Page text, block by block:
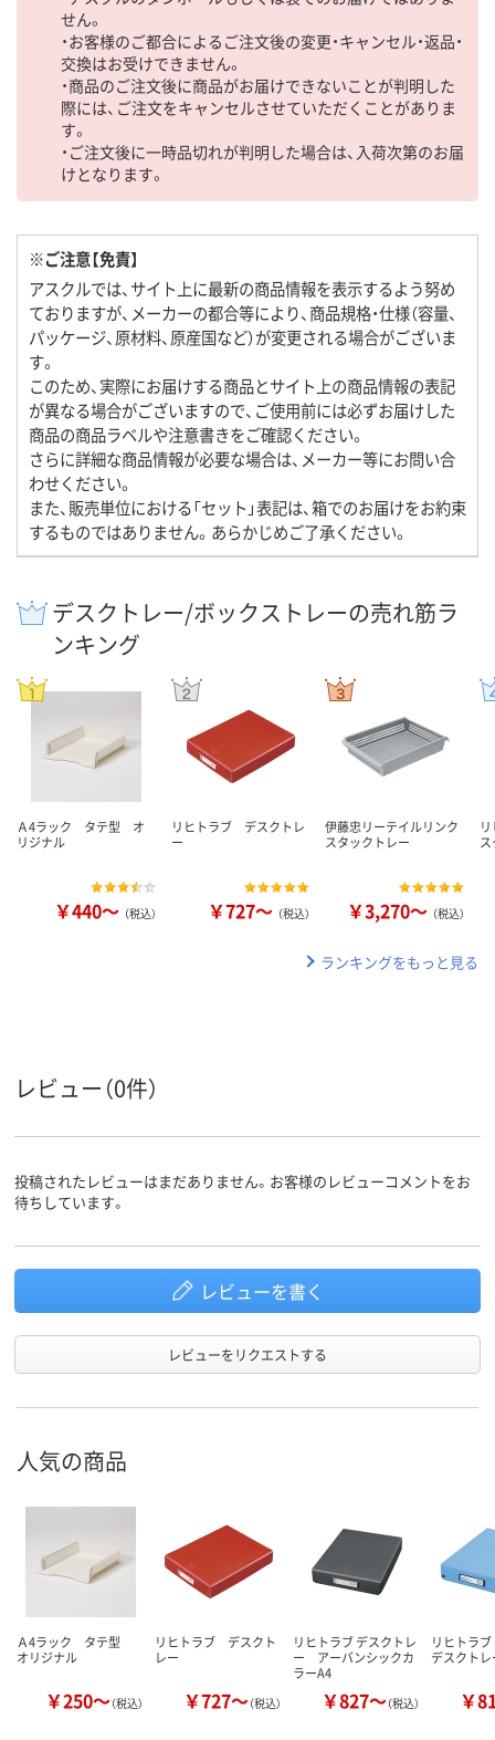
せん。
・お客様のご都合によるご注文後の変更・キャンセル・返品・
交換はお受けできません。
・商品のご注文後に商品がお届けできないことが判明した
際には、ご注文をキャンセルさせていただくことがありま
す。
・ご注文後に一時品切れが判明した場合は、入荷次第のお届
けとなります。
※ご注意【免責】
アスクルでは、サイト上に最新の商品情報を表示するよう努め
ておりますが、メーカーの都合等により、商品規格・仕様（容量、
パッケージ、原材料、原産国など）が変更される場合がございま
す。
このため、実際にお届けする商品とサイト上の商品情報の表記
が異なる場合がございますので、ご使用前には必ずお届けした
商品の商品ラベルや注意書きをご確認ください。
さらに詳細な商品情報が必要な場合は、メーカー等にお問い合
わせください。
また、販売単位における「セット」表記は、箱でのお届けをお約束
するものではありません。あらかじめご了承ください。
デスクトレー/ボックストレーの売れ筋ラ
ンキング
Ａ4ラック タテ型 オ
リジナル
￥440～ （税込）
リヒトラブ デスクトレ
ー
￥727～ （税込）
伊藤忠リーテイルリンク
スタックトレー
￥3,270～ （税込）
ランキングをもっと見る
レビュー（0件）
投稿されたレビューはまだありません。お客様のレビューコメントをお
待ちしています。
レビューを書く
レビューをリクエストする
人気の商品
Ａ4ラック タテ型
オリジナル
￥250～（税込）
リヒトラブ デスクト
レー
￥727～（税込）
リヒトラブ デスクトレ
ー アーバンシックカ
ラーA4
￥827～（税込）
リヒトラ
デスクトレ
￥